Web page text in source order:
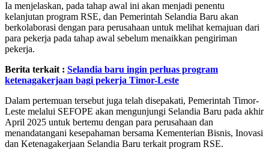
Ia menjelaskan, pada tahap awal ini akan menjadi penentu
kelanjutan program RSE, dan Pemerintah Selandia Baru akan
berkolaborasi dengan para perusahaan untuk melihat kemajuan dari
para pekerja pada tahap awal sebelum menaikkan pengiriman
pekerja.
Berita terkait : Selandia baru ingin perluas program
ketenagakerjaan bagi pekerja Timor-Leste
Dalam pertemuan tersebut juga telah disepakati, Pemerintah Timor-
Leste melalui SEFOPE akan mengunjungi Selandia Baru pada akhir
April 2025 untuk bertemu dengan para perusahaan dan
menandatangani kesepahaman bersama Kementerian Bisnis, Inovasi
dan Ketenagakerjaan Selandia Baru terkait program RSE.